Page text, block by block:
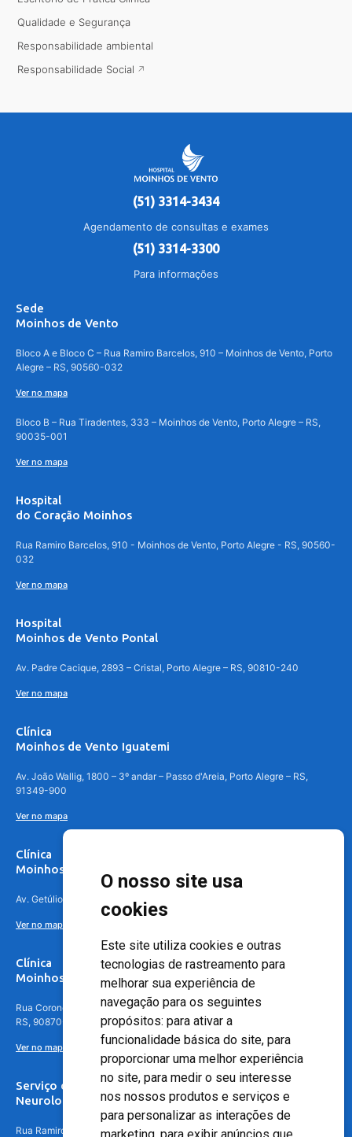
O nosso site usa
cookies
Este site utiliza cookies e outras
tecnologias de rastreamento para
melhorar sua experiência de
navegação para os seguintes
propósitos: para ativar a
funcionalidade básica do site, para
proporcionar uma melhor experiência
no site, para medir o seu interesse
nos nossos produtos e serviços e
para personalizar as interações de
Qualidade e Segurança
Responsabilidade ambiental
Responsabilidade Social
(51) 3314-3434
Agendamento de consultas e exames
(51) 3314-3300
Para informações
Sede
Moinhos de Vento
Bloco A e Bloco C – Rua Ramiro Barcelos, 910 – Moinhos de Vento, Porto
Alegre – RS, 90560-032
Ver no mapa
Bloco B – Rua Tiradentes, 333 – Moinhos de Vento, Porto Alegre – RS,
90035-001
Ver no mapa
Hospital
do Coração Moinhos
Rua Ramiro Barcelos, 910 - Moinhos de Vento, Porto Alegre - RS, 90560-
032
Ver no mapa
Hospital
Moinhos de Vento Pontal
Av. Padre Cacique, 2893 – Cristal, Porto Alegre – RS, 90810-240
Ver no mapa
Clínica
Moinhos de Vento Iguatemi
Av. João Wallig, 1800 – 3º andar – Passo d'Areia, Porto Alegre – RS,
91349-900
Ver no mapa
Clínica
Moinhos de Vento Canoas
Av. Getúlio Vargas, 4841 – Centro, Canoas – RS, 92010-010
Ver no mapa
Clínica
Moinhos de Vento - Teresópolis
Rua Coronel Aparício Borges, 250 - 3º andar - Teresópolis, Porto Alegre -
RS, 90870-016
Ver no mapa
Serviço de
Neurologia
Rua Ramiro Barcelos, 630 – 5º andar – Floresta, Porto Alegre – RS,